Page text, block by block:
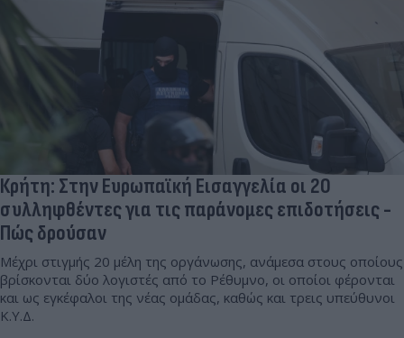
Κρήτη: Στην Ευρωπαϊκή Εισαγγελία οι 20
συλληφθέντες για τις παράνομες επιδοτήσεις -
Πώς δρούσαν
Μέχρι στιγμής 20 μέλη της οργάνωσης, ανάμεσα στους οποίους
βρίσκονται δύο λογιστές από το Ρέθυμνο, οι οποίοι φέρονται
και ως εγκέφαλοι της νέας ομάδας, καθώς και τρεις υπεύθυνοι
Κ.Υ.Δ.